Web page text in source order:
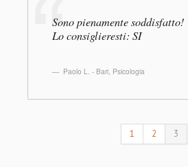
Sono pienamente soddisfatto!
Lo consiglieresti: SI
Paolo L. - Bari, Psicologia
1 2 3